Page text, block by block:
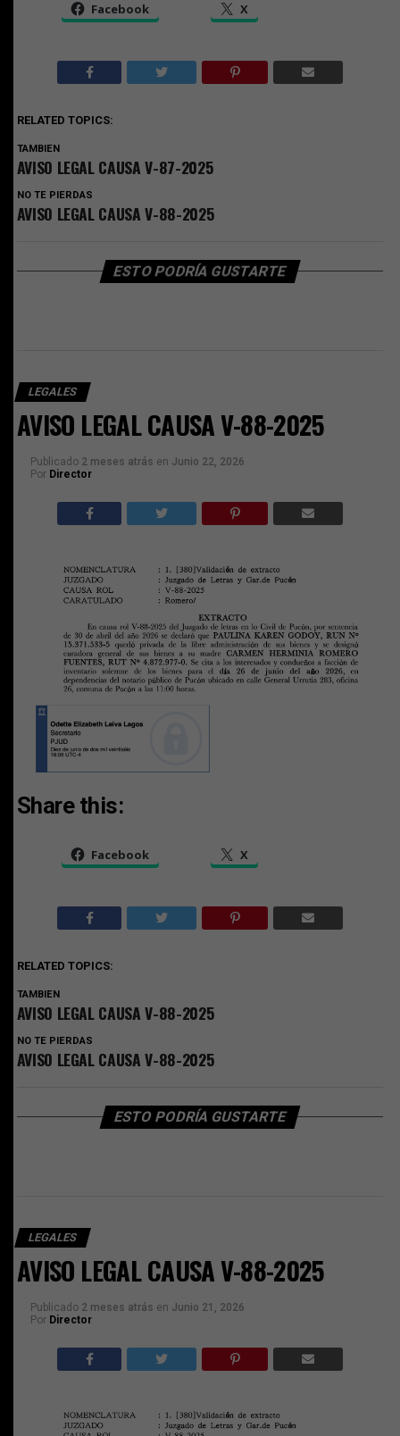
Facebook X
RELATED TOPICS:
TAMBIEN
AVISO LEGAL CAUSA V-87-2025
NO TE PIERDAS
AVISO LEGAL CAUSA V-88-2025
ESTO PODRÍA GUSTARTE
LEGALES
AVISO LEGAL CAUSA V-88-2025
Publicado 2 meses atrás en Junio 22, 2026
Por Director
Share this:
Facebook X
RELATED TOPICS:
TAMBIEN
AVISO LEGAL CAUSA V-88-2025
NO TE PIERDAS
AVISO LEGAL CAUSA V-88-2025
ESTO PODRÍA GUSTARTE
LEGALES
AVISO LEGAL CAUSA V-88-2025
Publicado 2 meses atrás en Junio 21, 2026
Por Director